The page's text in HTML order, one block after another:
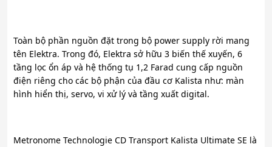
Toàn bộ phần nguồn đặt trong bộ power supply rời mang
tên Elektra. Trong đó, Elektra sở hữu 3 biến thế xuyến, 6
tầng lọc ổn áp và hệ thống tụ 1,2 Farad cung cấp nguồn
điện riêng cho các bộ phận của đầu cơ Kalista như: màn
hình hiển thị, servo, vi xử lý và tầng xuất digital.
Metronome Technologie CD Transport Kalista Ultimate SE là